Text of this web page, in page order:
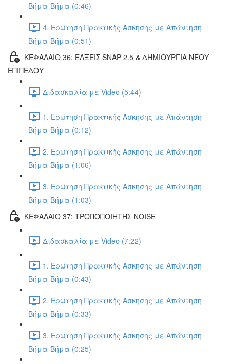
Βήμα-Βήμα (0:46)
4. Ερώτηση Πρακτικής Άσκησης με Απάντηση
Βήμα-Βήμα (0:51)
ΚΕΦΑΛΑΙΟ 36: ΕΛΞΕΙΣ SNAP 2.5 & ΔΗΜΙΟΥΡΓΙΑ ΝΕΟΥ
ΕΠΙΠΕΔΟΥ
Διδασκαλία με Video (5:44)
1. Ερώτηση Πρακτικής Άσκησης με Απάντηση
Βήμα-Βήμα (0:12)
2. Ερώτηση Πρακτικής Άσκησης με Απάντηση
Βήμα-Βήμα (1:06)
3. Ερώτηση Πρακτικής Άσκησης με Απάντηση
Βήμα-Βήμα (1:03)
ΚΕΦΑΛΑΙΟ 37: ΤΡΟΠΟΠΟΙΗΤΗΣ NOISE
Διδασκαλία με Video (7:22)
1. Ερώτηση Πρακτικής Άσκησης με Απάντηση
Βήμα-Βήμα (0:43)
2. Ερώτηση Πρακτικής Άσκησης με Απάντηση
Βήμα-Βήμα (0:33)
3. Ερώτηση Πρακτικής Άσκησης με Απάντηση
Βήμα-Βήμα (0:25)